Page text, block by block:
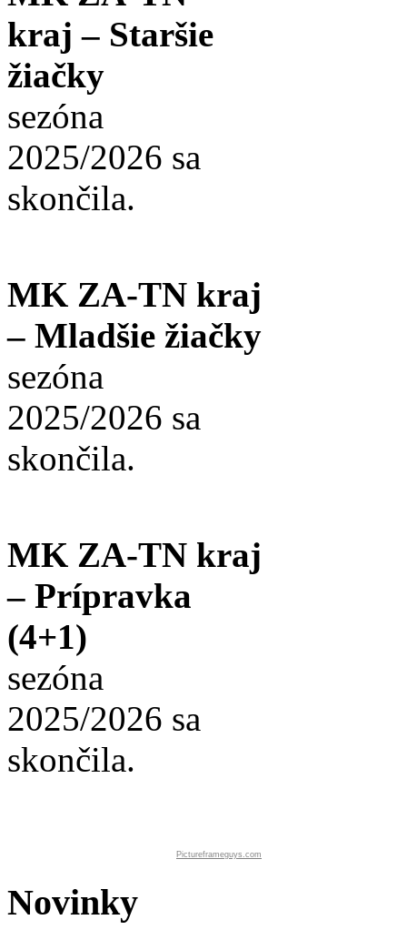
kraj – Staršie
žiačky
sezóna
2025/2026 sa
skončila.
MK ZA-TN kraj
– Mladšie žiačky
sezóna
2025/2026 sa
skončila.
MK ZA-TN kraj
– Prípravka
(4+1)
sezóna
2025/2026 sa
skončila.
Pictureframeguys.com
Novinky